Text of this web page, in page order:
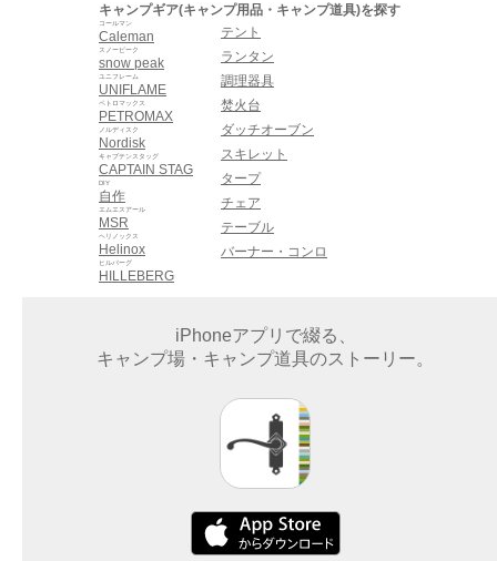
キャンプギア(キャンプ用品・キャンプ道具)を探す
Caleman
コールマン
snow peak
スノーピーク
UNIFLAME
ユニフレーム
PETROMAX
ペトロマックス
Nordisk
ノルディスク
CAPTAIN STAG
キャプテンスタッグ
自作
DIY
MSR
エムエスアール
Helinox
ヘリノックス
HILLEBERG
ヒルバーグ
テント
ランタン
調理器具
焚火台
ダッチオーブン
スキレット
タープ
チェア
テーブル
バーナー・コンロ
iPhoneアプリで綴る、
キャンプ場・キャンプ道具のストーリー。